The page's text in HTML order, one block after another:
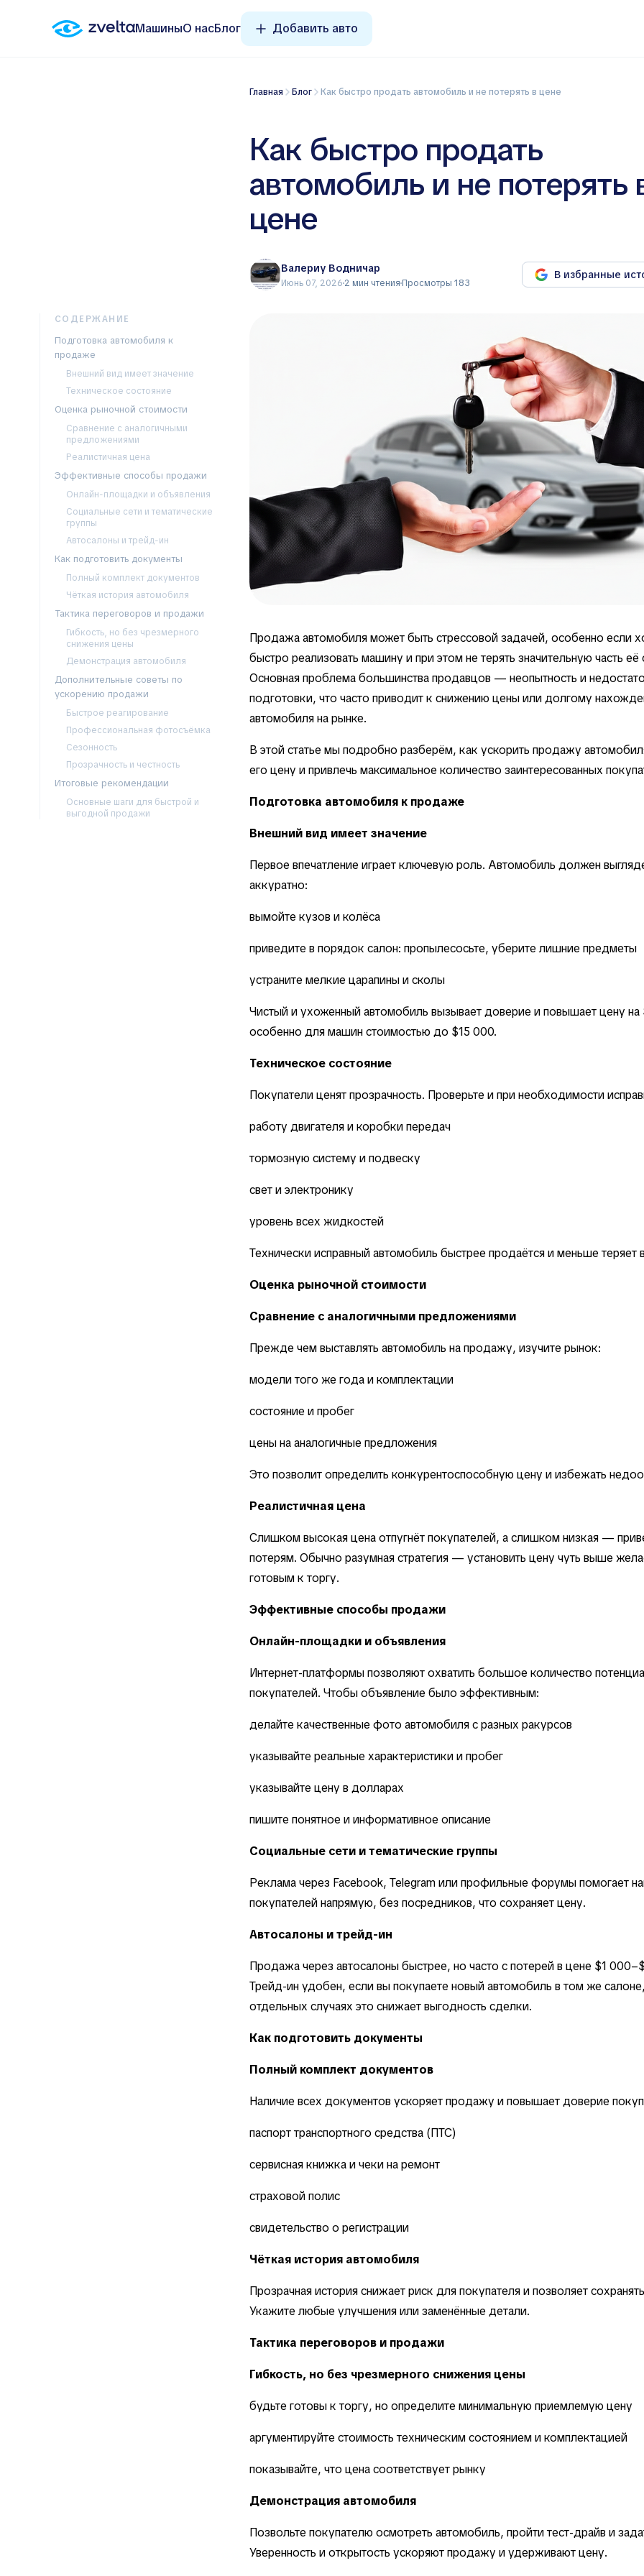
МашиныО насБлог Добавить авто
Главная Блог Как быстро продать автомобиль и не потерять в цене
Как быстро продать
автомобиль и не потерять
цене
Валериу Водничар
Июнь 07, 2026 2 мин чтения Просмотры 183
В избранные
СОДЕРЖАНИЕ
Подготовка автомобиля к
продаже
Внешний вид имеет значение
Техническое состояние
Оценка рыночной стоимости
Сравнение с аналогичными
предложениями
Реалистичная цена
Эффективные способы продажи
Онлайн-площадки и объявления
Социальные сети и тематические
группы
Автосалоны и трейд-ин
Как подготовить документы
Полный комплект документов
Чёткая история автомобиля
Тактика переговоров и продажи
Гибкость, но без чрезмерного
снижения цены
Демонстрация автомобиля
Дополнительные советы по
ускорению продажи
Быстрое реагирование
Профессиональная фотосъёмка
Сезонность
Прозрачность и честность
Итоговые рекомендации
Основные шаги для быстрой и
выгодной продажи
Продажа автомобиля может быть стрессовой задачей, особенно если
быстро реализовать машину и при этом не терять значительную часть её
Основная проблема большинства продавцов — неопытность и
подготовки, что часто приводит к снижению цены или долгому
автомобиля на рынке.
В этой статье мы подробно разберём, как ускорить продажу
его цену и привлечь максимальное количество заинтересованных
Подготовка автомобиля к продаже
Внешний вид имеет значение
Первое впечатление играет ключевую роль. Автомобиль должен
аккуратно:
вымойте кузов и колёса
приведите в порядок салон: пропылесосьте, уберите лишние предметы
устраните мелкие царапины и сколы
Чистый и ухоженный автомобиль вызывает доверие и повышает цену
особенно для машин стоимостью до $15 000.
Техническое состояние
Покупатели ценят прозрачность. Проверьте и при необходимости
работу двигателя и коробки передач
тормозную систему и подвеску
свет и электронику
уровень всех жидкостей
Технически исправный автомобиль быстрее продаётся и меньше теряет
Оценка рыночной стоимости
Сравнение с аналогичными предложениями
Прежде чем выставлять автомобиль на продажу, изучите рынок:
модели того же года и комплектации
состояние и пробег
цены на аналогичные предложения
Это позволит определить конкурентоспособную цену и избежать
Реалистичная цена
Слишком высокая цена отпугнёт покупателей, а слишком низкая —
потерям. Обычно разумная стратегия — установить цену чуть выше
готовым к торгу.
Эффективные способы продажи
Онлайн-площадки и объявления
Интернет-платформы позволяют охватить большое количество
покупателей. Чтобы объявление было эффективным:
делайте качественные фото автомобиля с разных ракурсов
указывайте реальные характеристики и пробег
указывайте цену в долларах
пишите понятное и информативное описание
Социальные сети и тематические группы
Реклама через Facebook, Telegram или профильные форумы помогает
покупателей напрямую, без посредников, что сохраняет цену.
Автосалоны и трейд-ин
Продажа через автосалоны быстрее, но часто с потерей в цене $1
Трейд-ин удобен, если вы покупаете новый автомобиль в том же
отдельных случаях это снижает выгодность сделки.
Как подготовить документы
Полный комплект документов
Наличие всех документов ускоряет продажу и повышает доверие
паспорт транспортного средства (ПТС)
сервисная книжка и чеки на ремонт
страховой полис
свидетельство о регистрации
Чёткая история автомобиля
Прозрачная история снижает риск для покупателя и позволяет
Укажите любые улучшения или заменённые детали.
Тактика переговоров и продажи
Гибкость, но без чрезмерного снижения цены
будьте готовы к торгу, но определите минимальную приемлемую цену
аргументируйте стоимость техническим состоянием и комплектацией
показывайте, что цена соответствует рынку
Демонстрация автомобиля
Позвольте покупателю осмотреть автомобиль, пройти тест-драйв и
Уверенность и открытость ускоряют продажу и удерживают цену.